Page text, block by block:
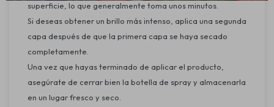
superficie, lo que generalmente toma unos minutos.
Si deseas obtener un brillo más intenso, aplica una segunda
capa después de que la primera capa se haya secado
completamente.
Una vez que hayas terminado de aplicar el producto,
asegúrate de cerrar bien la botella de spray y almacenarla
en un lugar fresco y seco.